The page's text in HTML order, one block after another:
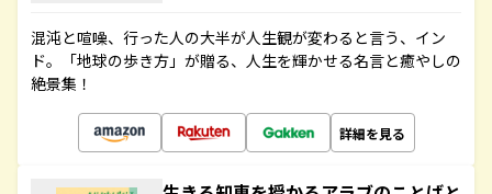
混沌と喧噪、行った人の大半が人生観が変わると言う、イン
ド。「地球の歩き方」が贈る、人生を輝かせる名言と癒やしの
絶景集！
詳細を見る